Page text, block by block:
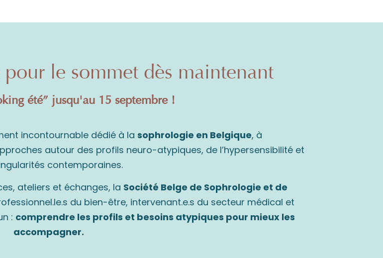
pour le sommet dès maintenant
été” jusqu'au 15 septembre !
incontournable dédié à lasophrologie en Belgique, à
autour des profils neuro-atypiques, de l’hypersensibilité et
contemporaines.
ateliers et échanges, la Société Belge de Sophrologie et de
du bien-être, intervenant.e.s du secteur médical et
: comprendre les profils et besoins atypiques pour mieux les
accompagner.